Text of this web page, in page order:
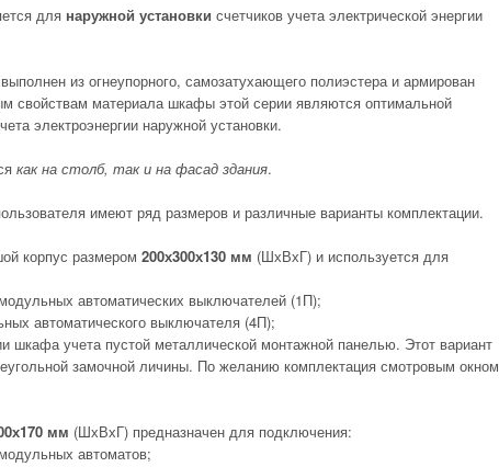
для наружной установки счетчиков учета электрической энергии
из огнеупорного, самозатухающего полиэстера и армирован
свойствам материала шкафы этой серии являются оптимальной
электроэнергии наружной установки.
как на столб, так и на фасад здания.
имеют ряд размеров и различные варианты комплектации.
корпус размером 200х300х130 мм (ШхВхГ) и используется для
автоматических выключателей (1П);
автоматического выключателя (4П);
шкафа учета пустой металлической монтажной панелью. Этот вариант
замочной личины. По желанию комплектация смотровым окном
мм (ШхВхГ) предназначен для подключения:
автоматов;